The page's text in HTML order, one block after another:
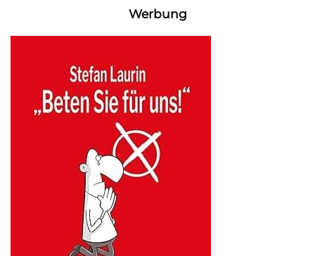
Werbung